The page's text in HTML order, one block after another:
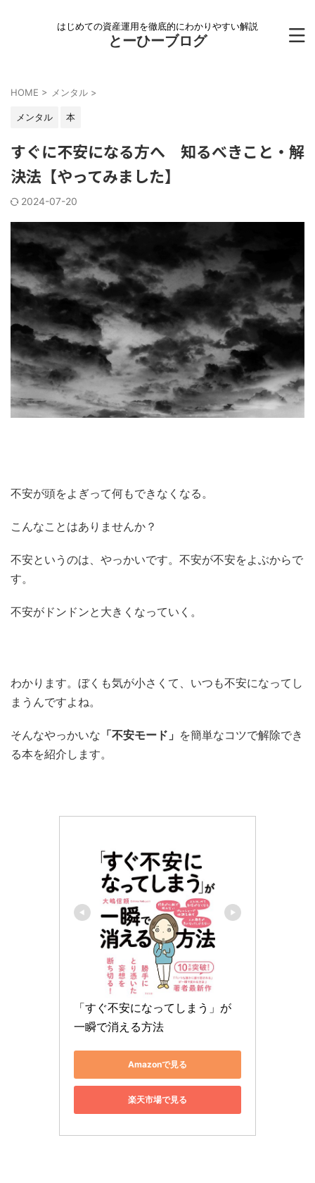
はじめての資産運用を徹底的にわかりやすい解説
とーひーブログ
HOME > メンタル >
メンタル 本
すぐに不安になる方へ 知るべきこと・解
決法【やってみました】
2024-07-20
不安が頭をよぎって何もできなくなる。
こんなことはありませんか？
不安というのは、やっかいです。不安が不安をよぶからで
す。
不安がドンドンと大きくなっていく。
わかります。ぼくも気が小さくて、いつも不安になってし
まうんですよね。
そんなやっかいな 「不安モード」 を簡単なコツで解除でき
る本を紹介します。
「すぐ不安になってしまう」が
一瞬で消える方法
Amazonで見る
楽天市場で見る